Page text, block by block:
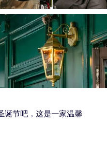
诞节吧，这是一家温馨